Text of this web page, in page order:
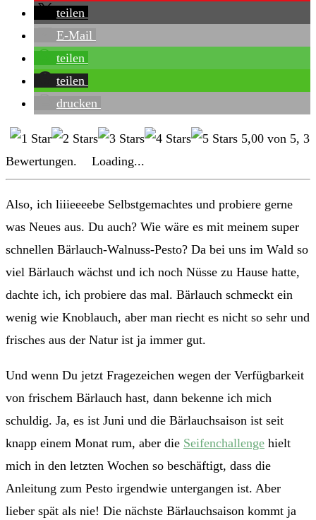
teilen
E-Mail
teilen
teilen
drucken
5,00 von 5, 3
Bewertungen.
Loading...
Also, ich liiieeeebe Selbstgemachtes und probiere gerne
was Neues aus. Du auch? Wie wäre es mit meinem super
schnellen Bärlauch-Walnuss-Pesto? Da bei uns im Wald so
viel Bärlauch wächst und ich noch Nüsse zu Hause hatte,
dachte ich, ich probiere das mal. Bärlauch schmeckt ein
wenig wie Knoblauch, aber man riecht es nicht so sehr und
frisches aus der Natur ist ja immer gut.
Und wenn Du jetzt Fragezeichen wegen der Verfügbarkeit
von frischem Bärlauch hast, dann bekenne ich mich
schuldig. Ja, es ist Juni und die Bärlauchsaison ist seit
knapp einem Monat rum, aber die Seifenchallenge hielt
mich in den letzten Wochen so beschäftigt, dass die
Anleitung zum Pesto irgendwie untergangen ist. Aber
lieber spät als nie! Die nächste Bärlauchsaison kommt ja